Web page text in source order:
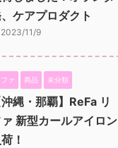
ケアプロダクト
2023/11/9
ファ 商品 未分類
沖縄・那覇】ReFa リ
新型カールアイロン
！